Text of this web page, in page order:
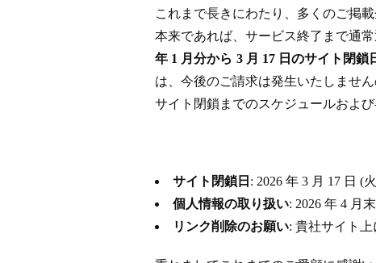
これまで長きにわたり、多くのご掲
本来であれば、サービス終了まで通
年 1 月分から 3 月 17 日のサイト閉
は、今後のご請求は発生いたしませ
サイト閉鎖までのスケジュールおよ
サイト閉鎖日 : 2026 年 3 月 17 日 (
個人情報の取り扱い: 2026 年 4 月
リンク削除のお願い: 貴社サイト